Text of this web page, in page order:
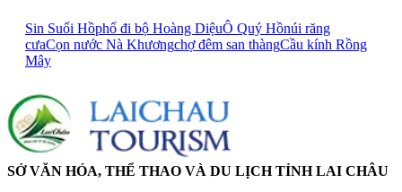
Sin Suối Hồphố đi bộ Hoàng DiệuÔ Quý Hồnúi răng
cưaCọn nước Nà Khươngchợ đêm san thàngCầu kính Rồng
Mây
SỞ VĂN HÓA, THỂ THAO VÀ DU LỊCH TỈNH LAI CHÂU